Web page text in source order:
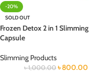
-20%
SOLD OUT
Frozen Detox 2 in 1 Slimming
Capsule
Slimming Products
৳1,000.00 ৳800.00